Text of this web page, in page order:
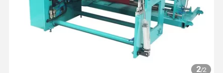
2/2